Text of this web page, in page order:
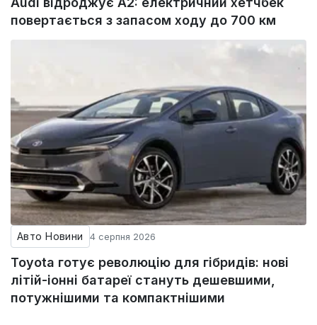
повертається з запасом ходу до 700 км
Авто Новини 4 серпня 2026
Toyota готує революцію для гібридів: нові
літій-іонні батареї стануть дешевшими,
потужнішими та компактнішими